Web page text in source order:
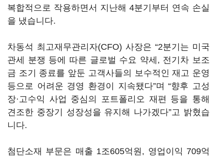
복합적으로 작용하면서 지난해 4분기부터 연속 손실
을 냈습니다.
차동석 최고재무관리자(CFO) 사장은 “2분기는 미국
관세 분쟁 등에 따른 글로벌 수요 약세, 전기차 보조
금 조기 종료를 앞둔 고객사들의 보수적인 재고 운영
등으로 어려운 경영 환경이 지속됐다”며 “향후 고성
장·고수익 사업 중심의 포트폴리오 재편 등을 통해
견조한 중장기 성장성을 유지해 나가겠다”고 밝혔습
니다.
첨단소재 부문은 매출 1조605억원, 영업이익 709억